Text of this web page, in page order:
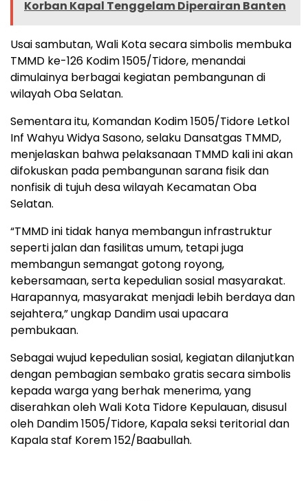
Korban Kapal Tenggelam Diperairan Banten
Usai sambutan, Wali Kota secara simbolis membuka
TMMD ke-126 Kodim 1505/Tidore, menandai
dimulainya berbagai kegiatan pembangunan di
wilayah Oba Selatan.
Sementara itu, Komandan Kodim 1505/Tidore Letkol
Inf Wahyu Widya Sasono, selaku Dansatgas TMMD,
menjelaskan bahwa pelaksanaan TMMD kali ini akan
difokuskan pada pembangunan sarana fisik dan
nonfisik di tujuh desa wilayah Kecamatan Oba
Selatan.
“TMMD ini tidak hanya membangun infrastruktur
seperti jalan dan fasilitas umum, tetapi juga
membangun semangat gotong royong,
kebersamaan, serta kepedulian sosial masyarakat.
Harapannya, masyarakat menjadi lebih berdaya dan
sejahtera,” ungkap Dandim usai upacara
pembukaan.
Sebagai wujud kepedulian sosial, kegiatan dilanjutkan
dengan pembagian sembako gratis secara simbolis
kepada warga yang berhak menerima, yang
diserahkan oleh Wali Kota Tidore Kepulauan, disusul
oleh Dandim 1505/Tidore, Kapala seksi teritorial dan
Kapala staf Korem 152/Baabullah.